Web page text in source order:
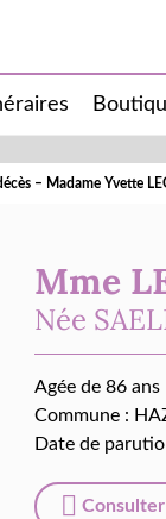
– Madame Yvette
Mme
Née
Agée de 86 ans
Commune :
Date de